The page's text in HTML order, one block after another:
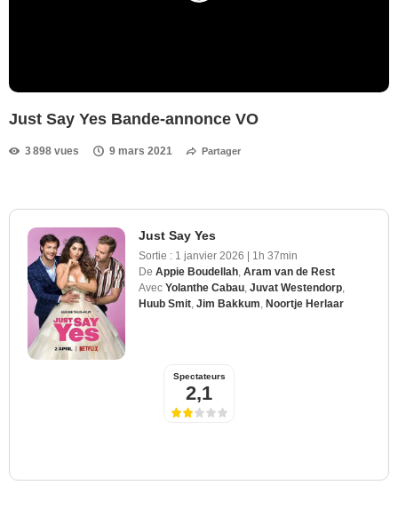
Just Say Yes Bande-annonce VO
3 898 vues 9 mars 2021 Partager
Just Say Yes
Sortie : 1 janvier 2026 | 1h 37min
De Appie Boudellah Aram van de Rest
Avec Yolanthe Cabau Juvat Westendorp
Huub Smit Jim Bakkum Noortje Herlaar
Spectateurs
2,1